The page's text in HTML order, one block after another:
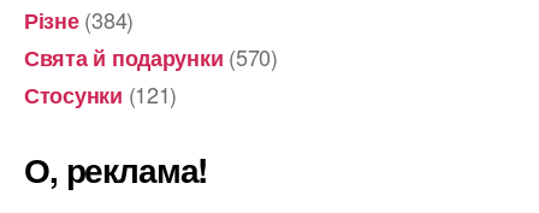
Різне(384)
Свята й подарунки (570)
Стосунки (121)
О, реклама!